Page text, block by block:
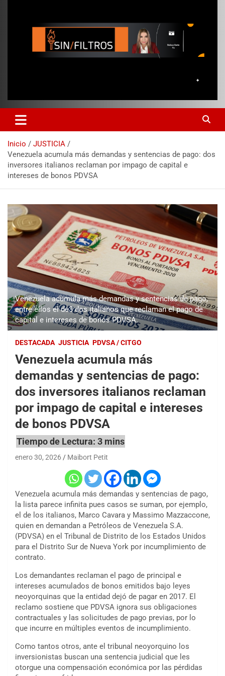
Inicio
JUSTICIA
Venezuela acumula más demandas y sentencias de pago: dos
inversores italianos reclaman por impago de capital e
intereses de bonos PDVSA
Venezuela acumula más demandas y sentencias de pago,
entre ellos el de3 dos italianos que reclaman el pago de
capital e intereses de bonos PDVSA.
DESTACADA JUSTICIA PDVSA / CITGO
Venezuela acumula más
demandas y sentencias de pago:
dos inversores italianos reclaman
por impago de capital e intereses
de bonos PDVSA
enero 30, 2026 Maibort Petit
Venezuela acumula más demandas y sentencias de pago,
la lista parece infinita pues casos se suman, por ejemplo,
el de los italianos, Marco Cavara y Massimo Mazzaccone,
quien en demandan a Petróleos de Venezuela S.A.
(PDVSA) en el Tribunal de Distrito de los Estados Unidos
para el Distrito Sur de Nueva York por incumplimiento de
contrato.
Los demandantes reclaman el pago de principal e
intereses acumulados de bonos emitidos bajo leyes
neoyorquinas que la entidad dejó de pagar en 2017. El
reclamo sostiene que PDVSA ignora sus obligaciones
contractuales y las solicitudes de pago previas, por lo
que incurre en múltiples eventos de incumplimiento.
Como tantos otros, ante el tribunal neoyorquino los
inversionistas buscan una sentencia judicial que les
otorgue una compensación económica por las pérdidas